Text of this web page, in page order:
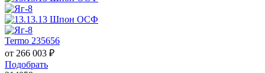
Termo 235656
от 266 003 ₽
Подобрать